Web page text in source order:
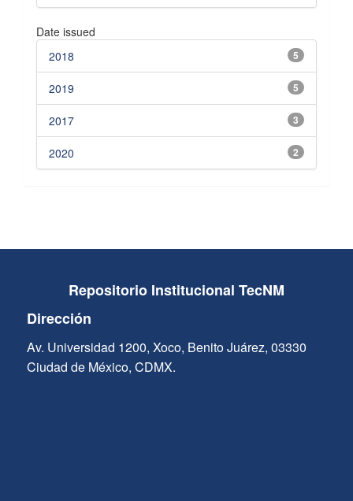
Date issued
5
2018
5
2019
3
2017
2
2020
Repositorio Institucional TecNM
Dirección
Av. Universidad 1200, Xoco, Benito Juárez, 03330
Ciudad de México, CDMX.